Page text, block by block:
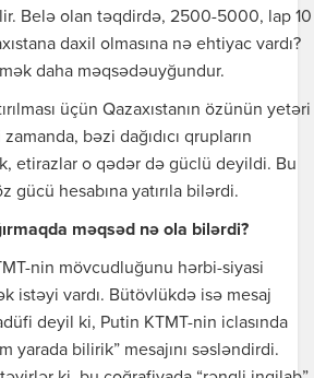
Belə olan təqdirdə, 2500-5000, lap 10
daxil olmasına nə ehtiyac vardı?
daha məqsədəuyğundur.
üçün Qazaxıstanın özünün yetəri
bəzi dağıdıcı qrupların
etirazlar o qədər də güclü deyildi. Bu
gücü hesabına yatırıla bilərdi.
məqsəd nə ola bilərdi?
nin mövcudluğunu hərbi-siyasi
istəyi vardı. Bütövlükdə isə mesaj
deyil ki, Putin KTMT-nin iclasında
yarada bilirik” mesajını səsləndirdi.